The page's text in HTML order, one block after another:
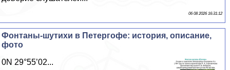
06 08 2026 16:31:12
Фонтаны-шутихи в Петергофе: история, описание,
фото
0N 29°55’02...